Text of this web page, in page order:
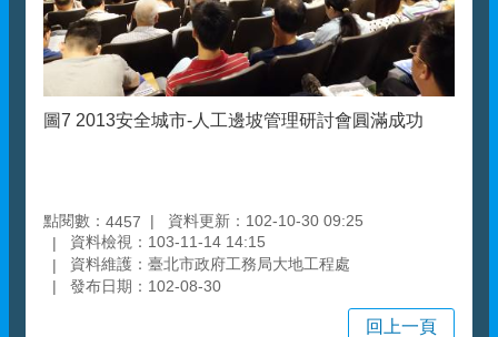
圖7 2013安全城市-人工邊坡管理研討會圓滿成功
點閱數： 4457
資料更新：102-10-30 09:25
資料檢視：103-11-14 14:15
資料維護：臺北市政府工務局大地工程處
發布日期：102-08-30
回上一頁